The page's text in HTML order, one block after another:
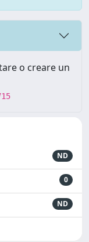
o creare un
ND
0
ND